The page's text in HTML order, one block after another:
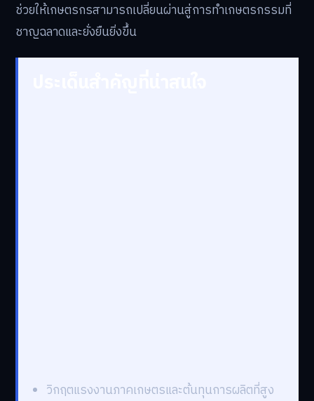
ช่วยให้เกษตรกรสามารถเปลี่ยนผ่านสู่การทำเกษตรกรรมที่
ชาญฉลาดและยั่งยืนยิ่งขึ้น
วิกฤตแรงงานภาคเกษตรและต้นทุนการผลิตที่สูง